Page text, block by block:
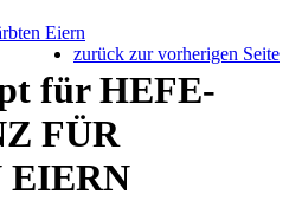
Eiern
zurück zur vorherigen Seite
fürHEFE-
FÜR
EIERN